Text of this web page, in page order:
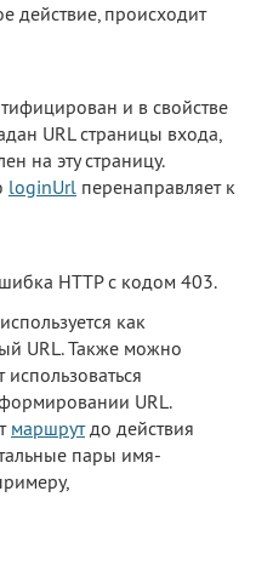
действие, происходит
и в свойстве
URL страницы входа,
на эту страницу.
loginUrl перенаправляет к
HTTP с кодом 403.
используется как
URL. Также можно
URL.
маршрутдо действия
пары имя-